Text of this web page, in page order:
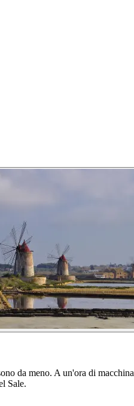
da meno. A un'ora di macchina
Sale.